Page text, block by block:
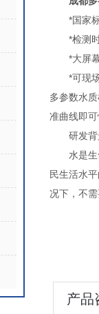
*国家标
*检测时
*大屏幕
*可现场
多参数水
准曲线即
研发背
水是生命
民生活水
况下，不
产品